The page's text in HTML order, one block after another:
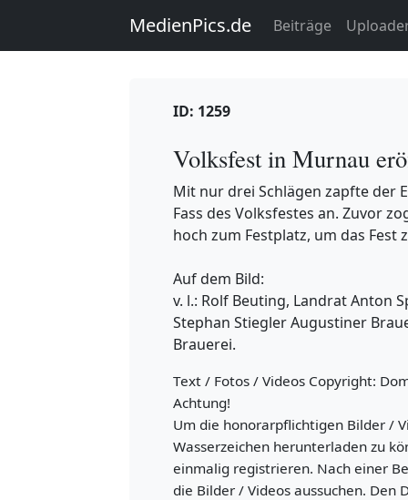
MedienPics.de Beiträge
ID: 1259
Volksfest in Murnau
Mit nur drei Schlägen zapfte der
Fass des Volksfestes an. Zuvor
hoch zum Festplatz, um das Fest
Auf dem Bild:
v. l.: Rolf Beuting, Landrat Anton
Stephan Stiegler Augustiner
Brauerei.
Text / Fotos / Videos Copyright:
Achtung!
Um die honorarpflichtigen Bilder /
Wasserzeichen herunterladen zu
einmalig registrieren. Nach einer
die Bilder / Videos aussuchen. Den